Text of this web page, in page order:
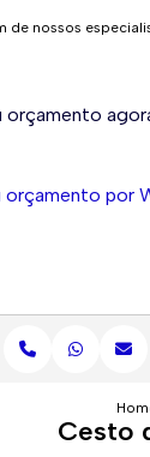
de nossos
orçamento
orçamento por
Cesto